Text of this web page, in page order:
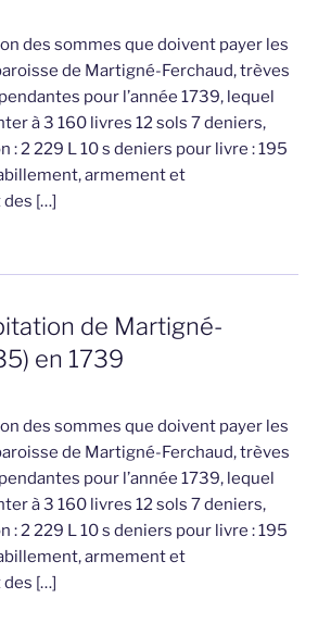
des sommes que doivent payer les
de Martigné-Ferchaud, trèves
pour l’année 1739, lequel
à 3 160 livres 12 sols 7 deniers,
: 2 229 L 10 s deniers pour livre : 195
armement et
[…]
de Martigné-
en 1739
des sommes que doivent payer les
de Martigné-Ferchaud, trèves
pour l’année 1739, lequel
à 3 160 livres 12 sols 7 deniers,
: 2 229 L 10 s deniers pour livre : 195
armement et
[…]